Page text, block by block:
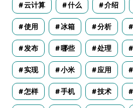
云计算 什么 介绍
使用 冰箱 分析
发布 哪些 处理
实现 小米 应用
怎样 手机 技术